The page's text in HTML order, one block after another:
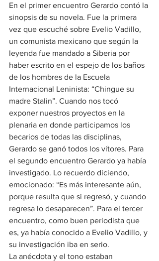
En el primer encuentro Gerardo contó la
sinopsis de su novela. Fue la primera
vez que escuché sobre Evelio Vadillo,
un comunista mexicano que según la
leyenda fue mandado a Siberia por
haber escrito en el espejo de los baños
de los hombres de la Escuela
Internacional Leninista: “Chingue su
madre Stalin”. Cuando nos tocó
exponer nuestros proyectos en la
plenaria en donde participamos los
becarios de todas las disciplinas,
Gerardo se ganó todos los vítores. Para
el segundo encuentro Gerardo ya había
investigado. Lo recuerdo diciendo,
emocionado: “Es más interesante aún,
porque resulta que si regresó, y cuando
regresa lo desaparecen”. Para el tercer
encuentro, como buen periodista que
es, ya había conocido a Evelio Vadillo, y
su investigación iba en serio.
La anécdota y el tono estaban